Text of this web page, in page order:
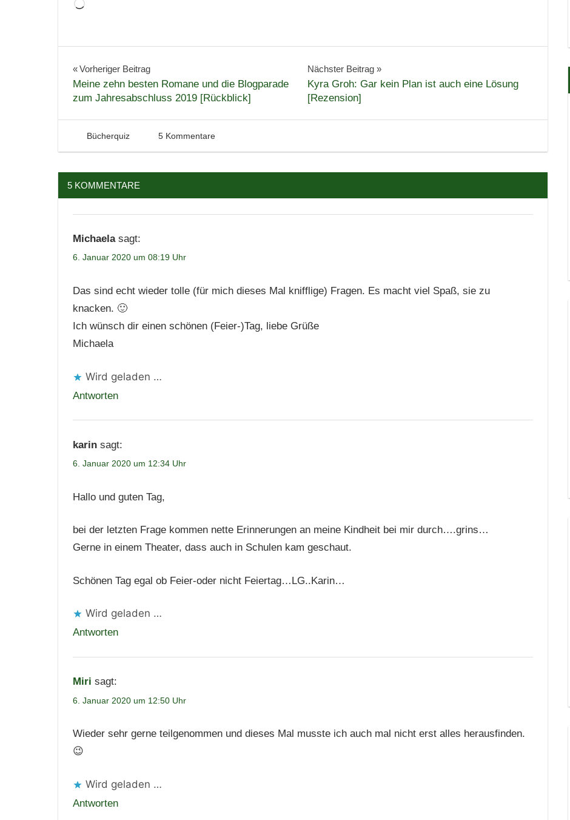
Wird
Bücher
Gewinnspiel
Literaturquiz
Quiz
Verlosung
Beitragsnavigation
Vorheriger Beitrag
Meine zehn besten Romane und die Blogparade
zum Jahresabschluss 2019 [Rückblick]
Nächster Beitrag
Kyra Groh: Gar kein Plan ist auch eine Lösung
[Rezension]
6. Januar 2020
Tintenhain
Bücherquiz 5 Kommentare
5 KOMMENTARE
Michaela sagt:
6. Januar 2020 um 08:19 Uhr
Das sind echt wieder tolle (für mich dieses Mal knifflige) Fragen. Es macht viel Spaß, sie zu
knacken. 🙂
Ich wünsch dir einen schönen (Feier-)Tag, liebe Grüße
Michaela
Wird geladen …
Antworten
karin sagt:
6. Januar 2020 um 12:34 Uhr
Hallo und guten Tag,
bei der letzten Frage kommen nette Erinnerungen an meine Kindheit bei mir durch….grins…
Gerne in einem Theater, dass auch in Schulen kam geschaut.
Schönen Tag egal ob Feier-oder nicht Feiertag…LG..Karin…
Wird geladen …
Antworten
Miri sagt:
6. Januar 2020 um 12:50 Uhr
Wieder sehr gerne teilgenommen und dieses Mal musste ich auch mal nicht erst alles herausfinden.
😉
Wird geladen …
Antworten